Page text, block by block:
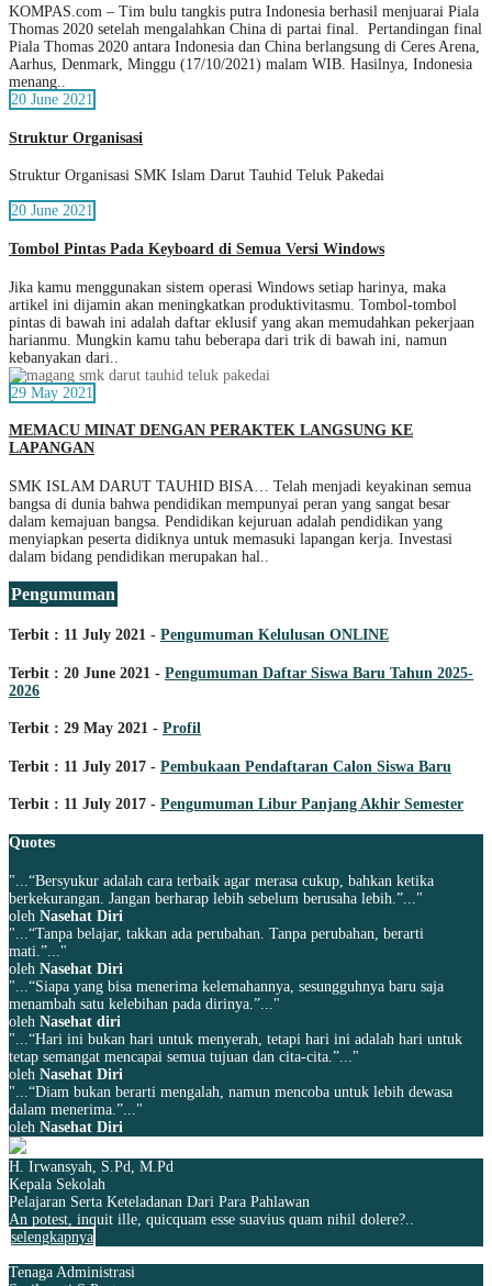
KOMPAS.com – Tim bulu tangkis putra Indonesia berhasil menjuarai Piala
Thomas 2020 setelah mengalahkan China di partai final. Pertandingan final
Piala Thomas 2020 antara Indonesia dan China berlangsung di Ceres Arena,
Aarhus, Denmark, Minggu (17/10/2021) malam WIB. Hasilnya, Indonesia
menang..
20 June 2021
Struktur Organisasi
Struktur Organisasi SMK Islam Darut Tauhid Teluk Pakedai
20 June 2021
Tombol Pintas Pada Keyboard di Semua Versi Windows
Jika kamu menggunakan sistem operasi Windows setiap harinya, maka
artikel ini dijamin akan meningkatkan produktivitasmu. Tombol-tombol
pintas di bawah ini adalah daftar eklusif yang akan memudahkan pekerjaan
harianmu. Mungkin kamu tahu beberapa dari trik di bawah ini, namun
kebanyakan dari..
29 May 2021
MEMACU MINAT DENGAN PERAKTEK LANGSUNG KE
LAPANGAN
SMK ISLAM DARUT TAUHID BISA… Telah menjadi keyakinan semua
bangsa di dunia bahwa pendidikan mempunyai peran yang sangat besar
dalam kemajuan bangsa. Pendidikan kejuruan adalah pendidikan yang
menyiapkan peserta didiknya untuk memasuki lapangan kerja. Investasi
dalam bidang pendidikan merupakan hal..
Pengumuman
Terbit : 11 July 2021 - Pengumuman Kelulusan ONLINE
Terbit : 20 June 2021 - Pengumuman Daftar Siswa Baru Tahun 2025-
2026
Terbit : 29 May 2021 - Profil
Terbit : 11 July 2017 - Pembukaan Pendaftaran Calon Siswa Baru
Terbit : 11 July 2017 - Pengumuman Libur Panjang Akhir Semester
Quotes
"...“Bersyukur adalah cara terbaik agar merasa cukup, bahkan ketika
berkekurangan. Jangan berharap lebih sebelum berusaha lebih.”..."
oleh Nasehat Diri
"...“Tanpa belajar, takkan ada perubahan. Tanpa perubahan, berarti
mati.”..."
oleh Nasehat Diri
"...“Siapa yang bisa menerima kelemahannya, sesungguhnya baru saja
menambah satu kelebihan pada dirinya.”..."
oleh Nasehat diri
"...“Hari ini bukan hari untuk menyerah, tetapi hari ini adalah hari untuk
tetap semangat mencapai semua tujuan dan cita-cita.”..."
oleh Nasehat Diri
"...“Diam bukan berarti mengalah, namun mencoba untuk lebih dewasa
dalam menerima.”..."
oleh Nasehat Diri
H. Irwansyah, S.Pd, M.Pd
Kepala Sekolah
Pelajaran Serta Keteladanan Dari Para Pahlawan
An potest, inquit ille, quicquam esse suavius quam nihil dolere?..
selengkapnya
Tenaga Administrasi